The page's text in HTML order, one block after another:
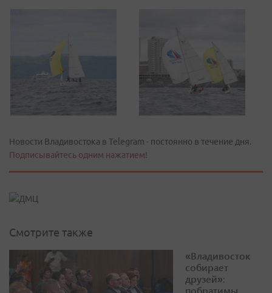
Новости Владивостока в Telegram - постоянно в течение дня.
Подписывайтесь одним нажатием!
Смотрите также
«Владивосток
собирает
друзей»:
побратимы